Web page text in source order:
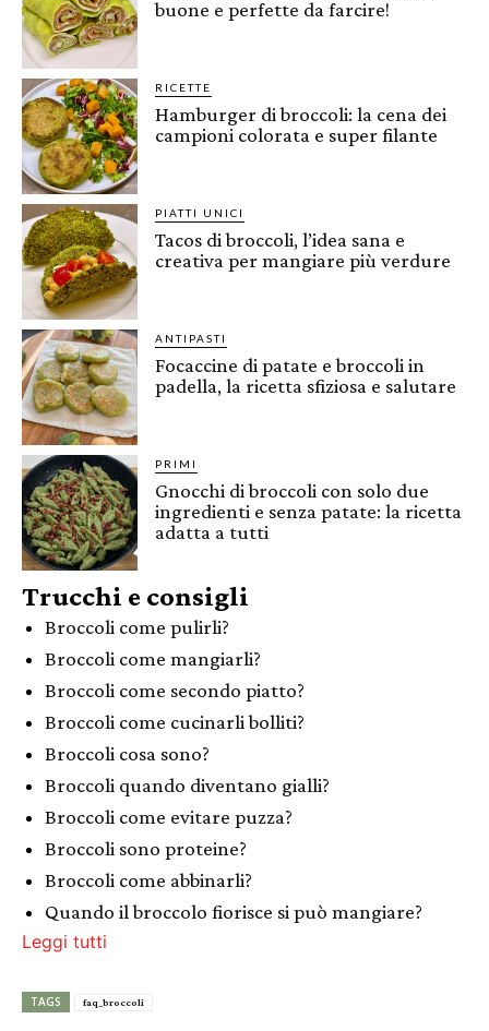
buone e perfette da farcire!
RICETTE
Hamburger di broccoli: la cena dei
campioni colorata e super filante
PIATTI UNICI
Tacos di broccoli, l’idea sana e
creativa per mangiare più verdure
ANTIPASTI
Focaccine di patate e broccoli in
padella, la ricetta sfiziosa e salutare
PRIMI
Gnocchi di broccoli con solo due
ingredienti e senza patate: la ricetta
adatta a tutti
Trucchi e consigli
Broccoli come pulirli?
Broccoli come mangiarli?
Broccoli come secondo piatto?
Broccoli come cucinarli bolliti?
Broccoli cosa sono?
Broccoli quando diventano gialli?
Broccoli come evitare puzza?
Broccoli sono proteine?
Broccoli come abbinarli?
Quando il broccolo fiorisce si può mangiare?
Leggi tutti
TAGS faq_broccoli